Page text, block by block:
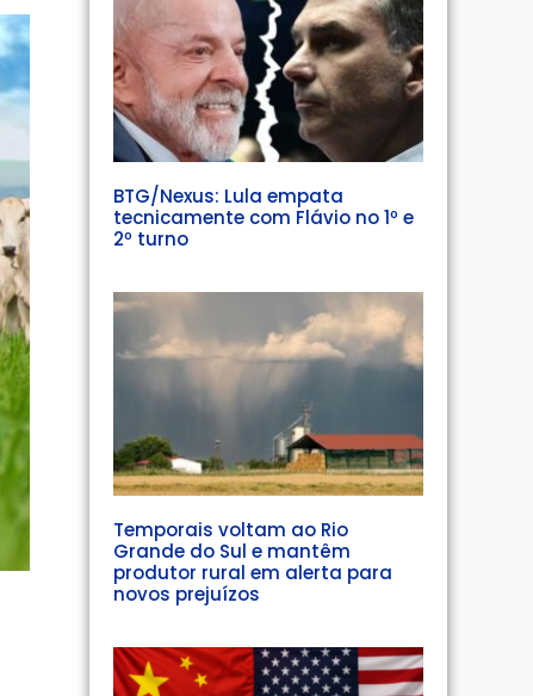
BTG/Nexus: Lula empata
tecnicamente com Flávio no 1º e
2º turno
Temporais voltam ao Rio
Grande do Sul e mantêm
produtor rural em alerta para
novos prejuízos